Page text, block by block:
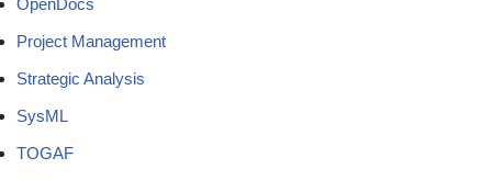
OpenDocs
Project Management
Strategic Analysis
SysML
TOGAF